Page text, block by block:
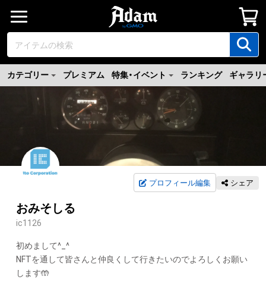
カテゴリー プレミアム 特集・イベント ランキング ギャラリ
プロフィール編集 シェア
おみそしる
ic1126
初めまして^_^
NFTを通して皆さんと仲良くして行きたいのでよろしくお願い
します🤲